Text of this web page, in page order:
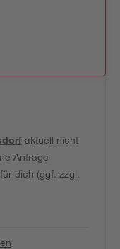
aktuell nicht
Anfrage
dich (ggf. zzgl.